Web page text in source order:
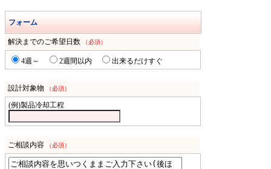
フォーム
解決までのご希望日数 （必須）
4週～ 2週間以内 出来るだけすぐ
設計対象物 （必須）
(例)製品冷却工程
ご相談内容 （必須）